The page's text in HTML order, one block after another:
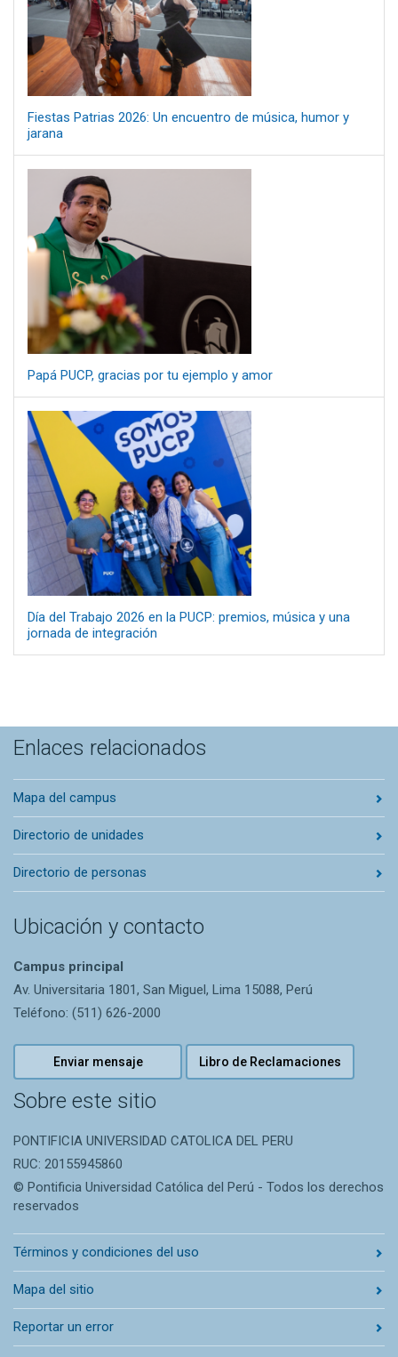
Fiestas Patrias 2026: Un encuentro de música, humor y
jarana
Papá PUCP, gracias por tu ejemplo y amor
Día del Trabajo 2026 en la PUCP: premios, música y una
jornada de integración
Enlaces relacionados
Mapa del campus
Directorio de unidades
Directorio de personas
Ubicación y contacto
Campus principal
Av. Universitaria 1801, San Miguel, Lima 15088, Perú
Teléfono: (511) 626-2000
Enviar mensaje Libro de Reclamaciones
Sobre este sitio
PONTIFICIA UNIVERSIDAD CATOLICA DEL PERU
RUC: 20155945860
© Pontificia Universidad Católica del Perú - Todos los derechos
reservados
Términos y condiciones del uso
Mapa del sitio
Reportar un error